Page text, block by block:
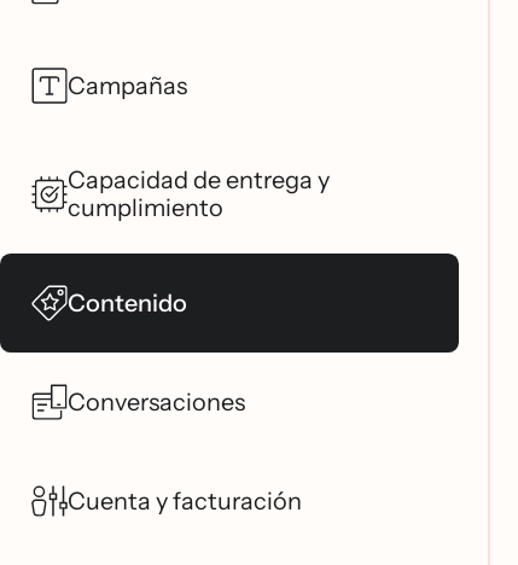
Campañas
Capacidad de entrega y
cumplimiento
Contenido
Conversaciones
Cuenta y facturación